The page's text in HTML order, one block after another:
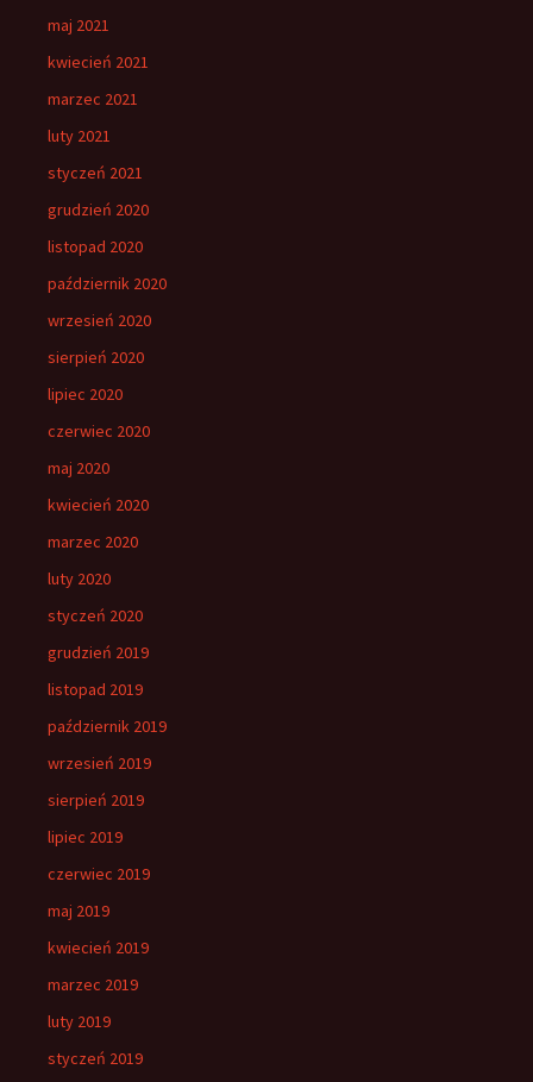
maj 2021
kwiecień 2021
marzec 2021
luty 2021
styczeń 2021
grudzień 2020
listopad 2020
październik 2020
wrzesień 2020
sierpień 2020
lipiec 2020
czerwiec 2020
maj 2020
kwiecień 2020
marzec 2020
luty 2020
styczeń 2020
grudzień 2019
listopad 2019
październik 2019
wrzesień 2019
sierpień 2019
lipiec 2019
czerwiec 2019
maj 2019
kwiecień 2019
marzec 2019
luty 2019
styczeń 2019